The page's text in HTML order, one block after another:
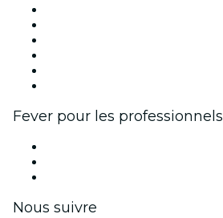
Fever pour les professionnels
Nous suivre